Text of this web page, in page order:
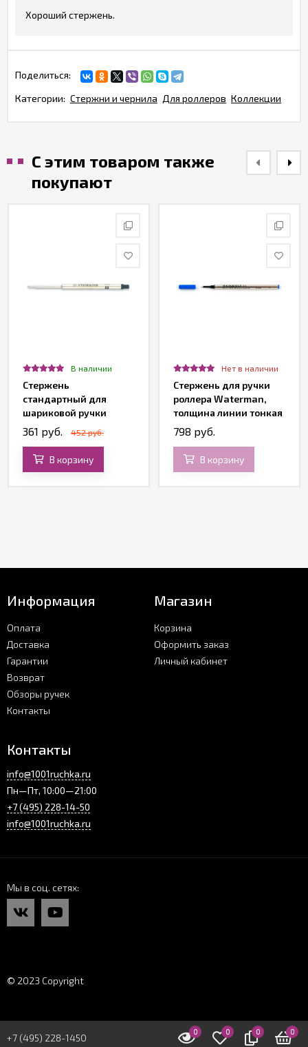
Хороший стержень.
Поделиться:
Категории: Стержни и чернила Для роллеров Коллекции
С этим товаром также
покупают
В наличии
Стержень
стандартный для
шариковой ручки
Waterman F, черный
361 руб. 452 руб.
В корзину
Нет в наличии
Стержень для ручки
роллера Waterman,
толщина линии тонкая
(F), цвет синий
798 руб.
В корзину
Информация
Оплата
Доставка
Гарантии
Возврат
Обзоры ручек
Контакты
Магазин
Корзина
Оформить заказ
Личный кабинет
Контакты
info@1001ruchka.ru
Пн—Пт, 10:00—21:00
+7 (495) 228-14-50
info@1001ruchka.ru
Мы в соц. сетях
© 2023 Copyright
0 0 0 0
+7 (495) 228-1450